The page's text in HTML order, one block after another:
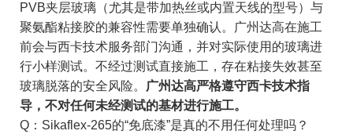
PVB夹层玻璃（尤其是带加热丝或内置天线的型号）与
聚氨酯粘接胶的兼容性需要单独确认。广州达高在施工
前会与西卡技术服务部门沟通，并对实际使用的玻璃进
行小样测试。不经过测试直接施工，存在粘接失效甚至
玻璃脱落的安全风险。
广州达高严格遵守西卡技术指
导，不对任何未经测试的基材进行施工。
Q：Sikaflex-265的“免底漆”是真的不用任何处理吗？